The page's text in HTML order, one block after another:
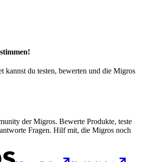
kannst du testen, bewerten und die Migros
der Migros. Bewerte Produkte, teste
Fragen. Hilf mit, die Migros noch